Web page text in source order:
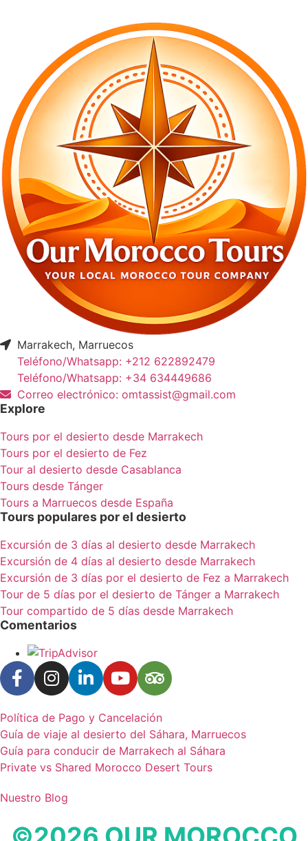
Marrakech, Marruecos
Teléfono/Whatsapp: +212 622892479
Teléfono/Whatsapp: +34 634449686
Correo electrónico: omtassist@gmail.com
Explore
Tours por el desierto desde Marrakech
Tours por el desierto de Fez
Tour al desierto desde Casablanca
Tours desde Tánger
Tours a Marruecos desde España
Tours populares por el desierto
Excursión de 3 días al desierto desde Marrakech
Excursión de 4 días al desierto desde Marrakech
Excursión de 3 días por el desierto de Fez a Marrakech
Tour de 5 días por el desierto de Tánger a Marrakech
Tour compartido de 5 días desde Marrakech
Comentarios
Política de Pago y Cancelación
Guía de viaje al desierto del Sáhara, Marruecos
Guía para conducir de Marrakech al Sáhara
Private vs Shared Morocco Desert Tours
Nuestro Blog